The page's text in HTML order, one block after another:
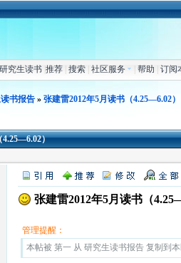
研究生读书| 推荐| 搜索| 社区服务 帮助 订阅
书报告» 张建雷2012年5月读书（4.25—6.02）
4.25—6.02）
张建雷2012年5月读书（
管理提醒：
本帖被 第一 从 研究生读书报告 复制到